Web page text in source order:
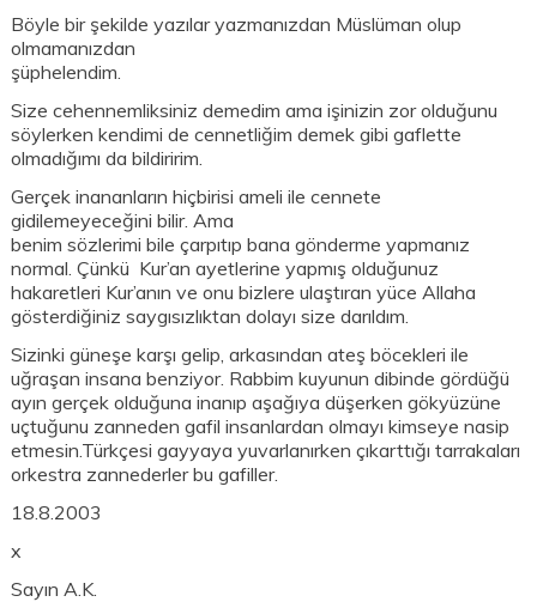
Böyle bir şekilde yazılar yazmanızdan Müslüman olup
olmamanızdan
şüphelendim.
Size cehennemliksiniz demedim ama işinizin zor olduğunu
söylerken kendimi de cennetliğim demek gibi gaflette
olmadığımı da bildiririm.
Gerçek inananların hiçbirisi ameli ile cennete
gidilemeyeceğini bilir. Ama
benim sözlerimi bile çarpıtıp bana gönderme yapmanız
normal. Çünkü Kur’an ayetlerine yapmış olduğunuz
hakaretleri Kur’anın ve onu bizlere ulaştıran yüce Allaha
gösterdiğiniz saygısızlıktan dolayı size darıldım.
Sizinki güneşe karşı gelip, arkasından ateş böcekleri ile
uğraşan insana benziyor. Rabbim kuyunun dibinde gördüğü
ayın gerçek olduğuna inanıp aşağıya düşerken gökyüzüne
uçtuğunu zanneden gafil insanlardan olmayı kimseye nasip
etmesin.Türkçesi gayyaya yuvarlanırken çıkarttığı tarrakaları
orkestra zannederler bu gafiller.
18.8.2003
x
Sayın A.K.